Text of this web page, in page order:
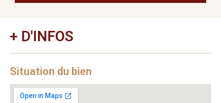
+ D'INFOS
Situation du bien